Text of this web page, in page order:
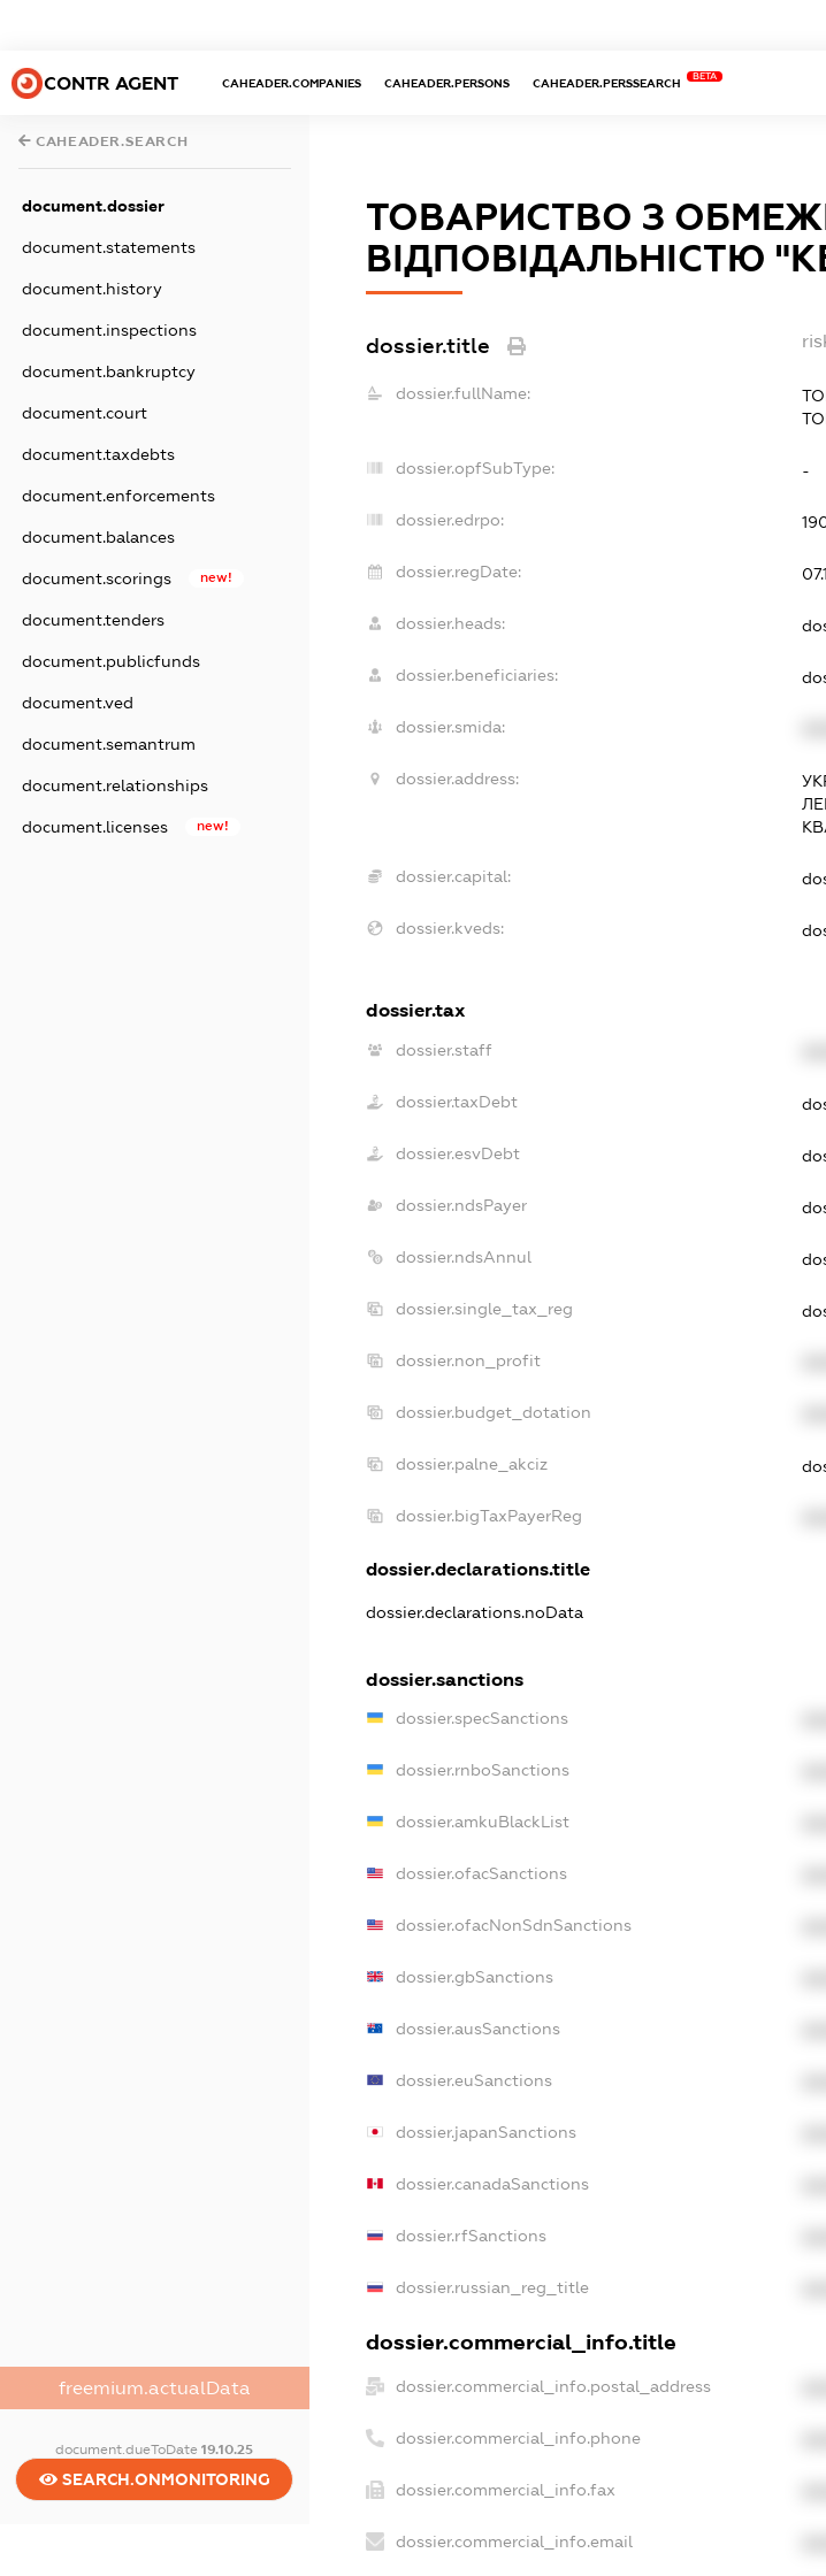
CONTR AGENT CAHEADER.COMPANIES CAHEADER.PERSONS CAHEADER.PERSSEARCH
BETA
CAHEADER.SEARCH
document.dossier
document.statements
document.history
document.inspections
document.bankruptcy
document.court
document.taxdebts
document.enforcements
document.balances
document.scorings new!
document.tenders
document.publicfunds
document.ved
document.semantrum
document.relationships
document.licenses new!
freemium.actualData
document.dueToDate19.10.25
SEARCH.ONMONITORING
ТОВАРИСТВО З
ВІДПОВІДАЛЬНІСТЮ
dossier.title
dossier.fullName:
dossier.opfSubType: -
dossier.edrpo:
dossier.regDate:
dossier.heads:
dossier.beneficiaries:
dossier.smida:
dossier.address:
dossier.capital:
dossier.kveds:
dossier.tax
dossier.staff
dossier.taxDebt
dossier.esvDebt
dossier.ndsPayer
dossier.ndsAnnul
dossier.single_tax_reg
dossier.non_profit
dossier.budget_dotation
dossier.palne_akciz
dossier.bigTaxPayerReg
dossier.declarations.title
dossier.declarations.noData
dossier.sanctions
dossier.specSanctions
dossier.rnboSanctions
dossier.amkuBlackList
dossier.ofacSanctions
dossier.ofacNonSdnSanctions
dossier.gbSanctions
dossier.ausSanctions
dossier.euSanctions
dossier.japanSanctions
dossier.canadaSanctions
dossier.rfSanctions
dossier.russian_reg_title
dossier.commercial_info.title
dossier.commercial_info.postal_address
dossier.commercial_info.phone
dossier.commercial_info.fax
dossier.commercial_info.email